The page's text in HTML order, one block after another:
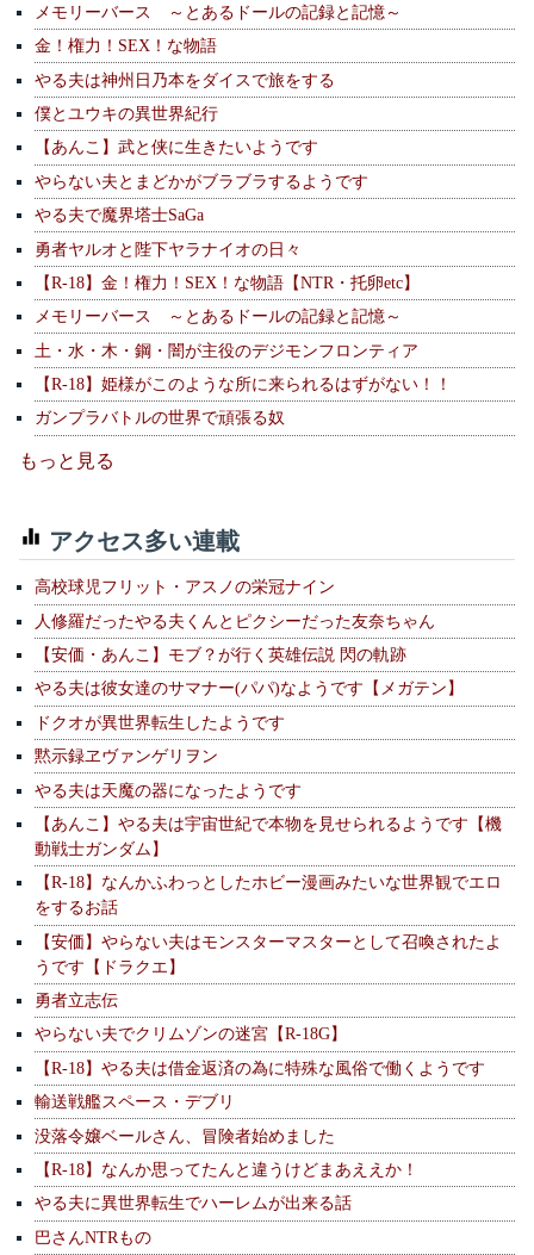
メモリーバース ～とあるドールの記録と記憶～
金！権力！SEX！な物語
やる夫は神州日乃本をダイスで旅をする
僕とユウキの異世界紀行
【あんこ】武と侠に生きたいようです
やらない夫とまどかがブラブラするようです
やる夫で魔界塔士SaGa
勇者ヤルオと陛下ヤラナイオの日々
【R-18】金！権力！SEX！な物語【NTR・托卵etc】
メモリーバース ～とあるドールの記録と記憶～
土・水・木・鋼・闇が主役のデジモンフロンティア
【R-18】姫様がこのような所に来られるはずがない！！
ガンプラバトルの世界で頑張る奴
もっと見る
アクセス多い連載
高校球児フリット・アスノの栄冠ナイン
人修羅だったやる夫くんとピクシーだった友奈ちゃん
【安価・あんこ】モブ？が行く英雄伝説 閃の軌跡
やる夫は彼女達のサマナー(パパ)なようです【メガテン】
ドクオが異世界転生したようです
黙示録ヱヴァンゲリヲン
やる夫は天魔の器になったようです
【あんこ】やる夫は宇宙世紀で本物を見せられるようです【機
動戦士ガンダム】
【R-18】なんかふわっとしたホビー漫画みたいな世界観でエロ
をするお話
【安価】やらない夫はモンスターマスターとして召喚されたよ
うです【ドラクエ】
勇者立志伝
やらない夫でクリムゾンの迷宮【R-18G】
【R-18】やる夫は借金返済の為に特殊な風俗で働くようです
輸送戦艦スペース・デブリ
没落令嬢ベールさん、冒険者始めました
【R-18】なんか思ってたんと違うけどまあええか！
やる夫に異世界転生でハーレムが出来る話
巴さんNTRもの